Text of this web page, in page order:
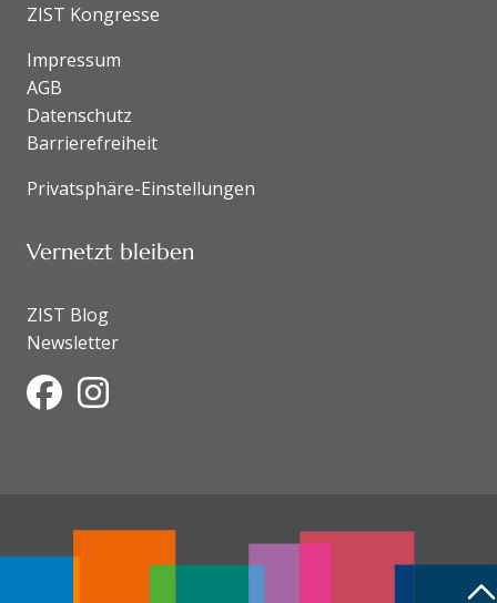
ZIST Kongresse
Impressum
AGB
Datenschutz
Barrierefreiheit
Privatsphäre-Einstellungen
Vernetzt bleiben
ZIST Blog
Newsletter
FacebookInstagram